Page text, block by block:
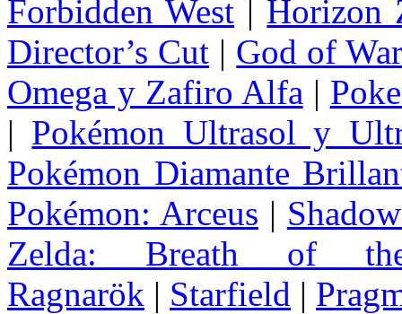
Forbidden West | Horizon
Director’s Cut | God of
Omega y Zafiro Alfa |
| Pokémon Ultrasol y
Pokémon Diamante
Pokémon: Arceus |
Zelda: Breath of
Ragnarök | Starfield |